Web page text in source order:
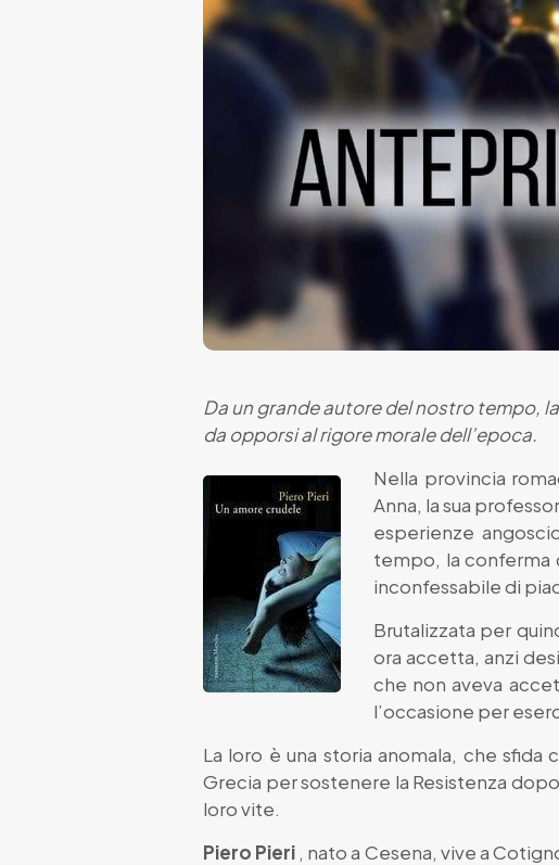
Da un grande autore del nostro tempo,
da opporsi al rigore morale dell’epoca.
Nella provincia
Anna, la sua
esperienze
tempo, la conferma
inconfessabile di
Brutalizzata per
ora accetta, anzi
che non aveva
l’occasione per
La loro è una storia anomala, che
Grecia per sostenere la Resistenza
loro vite.
Piero Pieri , nato a Cesena, vive a